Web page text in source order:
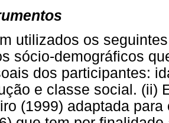
utilizados os
sócio-demográficos
dos participantes:
e classe social. (ii)
(1999) adaptada